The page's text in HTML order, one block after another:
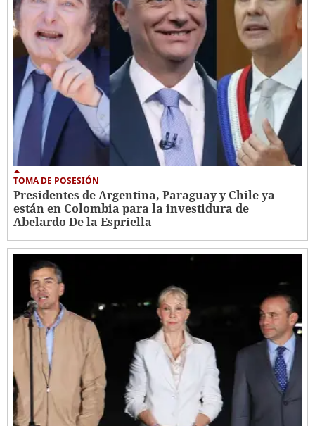
TOMA DE POSESIÓN
Presidentes de Argentina, Paraguay y Chile ya
están en Colombia para la investidura de
Abelardo De la Espriella